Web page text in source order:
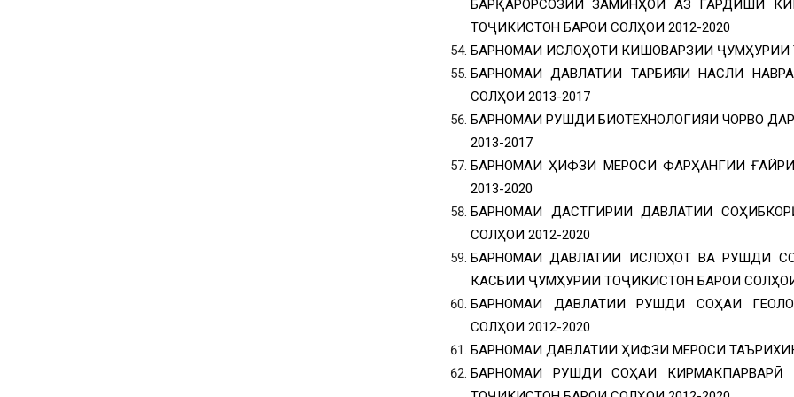
БАРҚАРОРСОЗИИ ЗАМИНҲОИ АЗ ГАРДИШИ
ТОҶИКИСТОН БАРОИ СОЛҲОИ 2012-2020
БАРНОМАИ ИСЛОҲОТИ КИШОВАРЗИИ ҶУМҲУРИИ
БАРНОМАИ ДАВЛАТИИ ТАРБИЯИ НАСЛИ
СОЛҲОИ 2013-2017
БАРНОМАИ РУШДИ БИОТЕХНОЛОГИЯИ ЧОРВО
2013-2017
БАРНОМАИ ҲИФЗИ МЕРОСИ ФАРҲАНГИИ
2013-2020
БАРНОМАИ ДАСТГИРИИ ДАВЛАТИИ
СОЛҲОИ 2012-2020
БАРНОМАИ ДАВЛАТИИ ИСЛОҲОТ ВА РУШДИ
КАСБИИ ҶУМҲУРИИ ТОҶИКИСТОН БАРОИ СОЛҲОИ
БАРНОМАИ ДАВЛАТИИ РУШДИ СОҲАИ
СОЛҲОИ 2012-2020
БАРНОМАИ ДАВЛАТИИ ҲИФЗИ МЕРОСИ
БАРНОМАИ РУШДИ СОҲАИ